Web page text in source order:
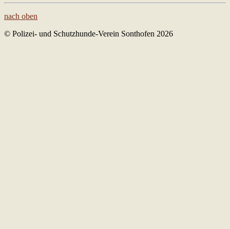
nach oben
© Polizei- und Schutzhunde-Verein Sonthofen 2026